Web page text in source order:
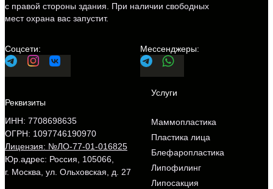
с правой стороны здания. При наличии свободных
мест охрана вас запустит.
ИНН: 7708698635
ОГРН: 1097746190970
Лицензия: №ЛО-77-01-016825
Юр.адрес: Россия, 105066,
г. Москва, ул. Ольховская, д. 27
Маммопластика
Пластика лица
Блефаропластика
Липофилинг
Липосакция